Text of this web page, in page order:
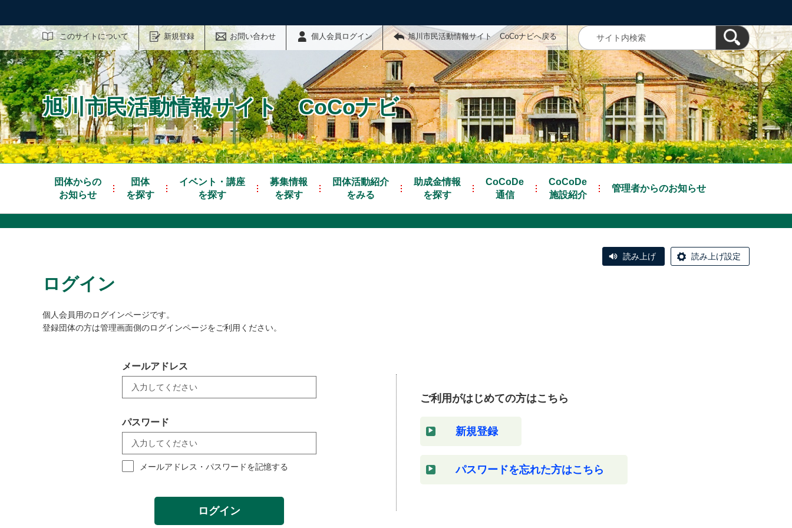
このサイトについて 新規登録 お問い合わせ 個人会員ログイン 旭川市民活動情報サイト CoCoナビへ戻る
サイト内検索
旭川市民活動情報サイト CoCoナビ
団体からの
お知らせ
団体
を探す
イベント・講座
を探す
募集情報
を探す
団体活動紹介
をみる
助成金情報
を探す
CoCoDe
通信
CoCoDe
施設紹介
管理者からのお知らせ
読み上げ 読み上げ設定
ログイン
個人会員用のログインページです。
登録団体の方は管理画面側のログインページをご利用ください。
メールアドレス
パスワード
メールアドレス・パスワードを記憶する
ログイン
ご利用がはじめての方はこちら
新規登録
パスワードを忘れた方はこちら